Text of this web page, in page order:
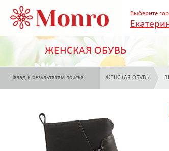
Выберите
ЖЕНСКАЯ ОБУВЬ
Назад к результатам поиска ЖЕНСКАЯ ОБУВЬ